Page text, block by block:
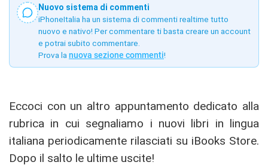
Nuovo sistema di commenti
iPhoneItalia ha un sistema di commenti realtime tutto
nuovo e nativo! Per commentare ti basta creare un account
e potrai subito commentare.
Prova la nuova sezione commenti!
Eccoci con un altro appuntamento dedicato alla
rubrica in cui segnaliamo i nuovi libri in lingua
italiana periodicamente rilasciati su iBooks Store.
Dopo il salto le ultime uscite!